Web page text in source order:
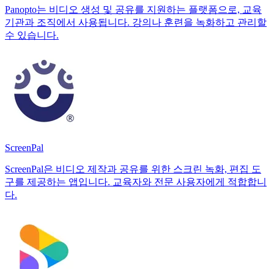
Panopto는 비디오 생성 및 공유를 지원하는 플랫폼으로, 교육
기관과 조직에서 사용됩니다. 강의나 훈련을 녹화하고 관리할
수 있습니다.
ScreenPal
ScreenPal은 비디오 제작과 공유를 위한 스크린 녹화, 편집 도
구를 제공하는 앱입니다. 교육자와 전문 사용자에게 적합합니
다.